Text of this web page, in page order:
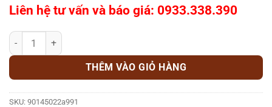
Liên hệ tư vấn và báo giá: 0933.338.390
Máy khuấy keo đặc motor 5 piston số lượng
THÊM VÀO GIỎ HÀNG
SKU: 90145022a991